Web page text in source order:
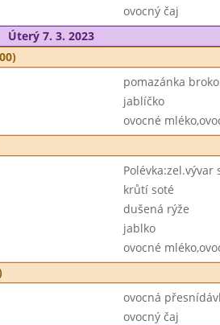
ovocný čaj
Úterý 7. 3. 2023
pomazánka
jablíčko
ovocné
Polévka:zel.vývar
krůtí soté
dušená rýže
jablko
ovocné
ovocná
ovocný čaj